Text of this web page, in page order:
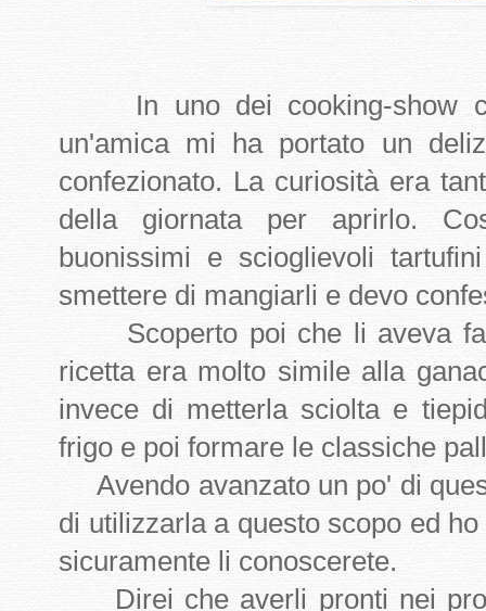
In uno dei cooking-show
un'amica mi ha portato un
confezionato. La curiosità era
della giornata per aprirlo.
buonissimi e scioglievoli
smettere di mangiarli e devo
Scoperto poi che li aveva
ricetta era molto simile alla
invece di metterla sciolta e
frigo e poi formare le classiche
Avendo avanzato un po' di
di utilizzarla a questo scopo ed
sicuramente li conoscerete.
Direi che averli pronti nei